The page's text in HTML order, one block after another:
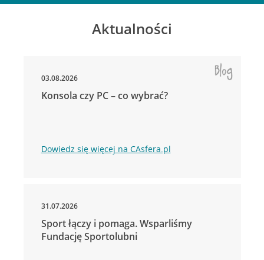
Aktualności
03.08.2026
Konsola czy PC – co wybrać?
Dowiedz się więcej na CAsfera.pl
31.07.2026
Sport łączy i pomaga. Wsparliśmy
Fundację Sportolubni